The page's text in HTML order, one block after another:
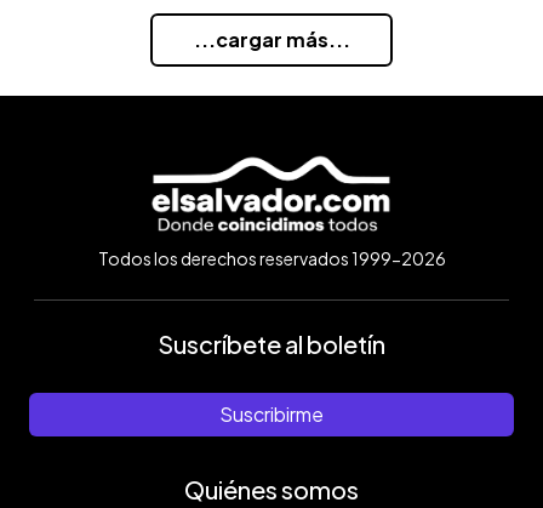
...cargar más...
Todos los derechos reservados 1999-2026
Suscríbete al boletín
Suscribirme
Quiénes somos